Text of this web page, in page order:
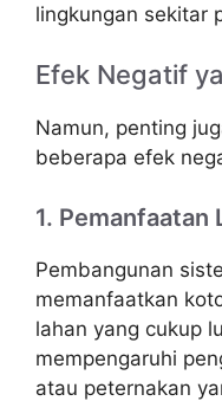
lingkungan sekitar
Efek Negatif
Namun, penting
beberapa efek
1. Pemanfaatan
Pembangunan
memanfaatkan
lahan yang cukup
mempengaruhi
atau peternakan